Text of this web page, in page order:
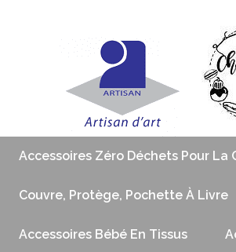
Accessoires Zéro Déchets Pour La
Couvre, Protège, Pochette À Livre
Accessoires Bébé En Tissus